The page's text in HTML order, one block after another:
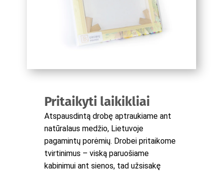
Pritaikyti laikikliai
Atspausdintą drobę aptraukiame ant
natūralaus medžio, Lietuvoje
pagamintų porėmių. Drobei pritaikome
tvirtinimus – viską paruošiame
kabinimui ant sienos, tad užsisakę